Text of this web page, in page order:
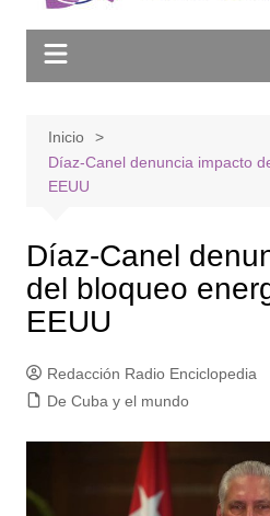
Inicio
Díaz-Canel denuncia impacto
EEUU
Díaz-Canel
del bloqueo
EEUU
Redacción Radio Enciclopedia
De Cuba y el mundo